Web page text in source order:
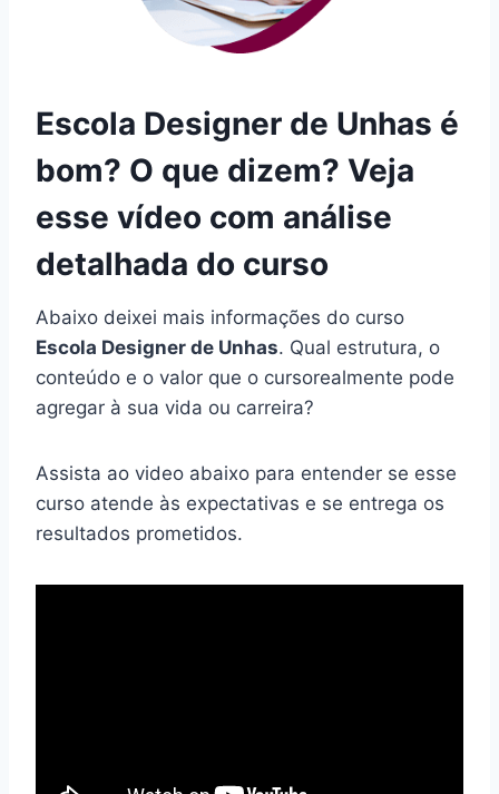
Escola Designer de Unhas é
bom? O que dizem? Veja
esse vídeo com análise
detalhada do curso
Abaixo deixei mais informações do curso
Escola Designer de Unhas. Qual estrutura, o
conteúdo e o valor que o cursorealmente pode
agregar à sua vida ou carreira?
Assista ao video abaixo para entender se esse
curso atende às expectativas e se entrega os
resultados prometidos.